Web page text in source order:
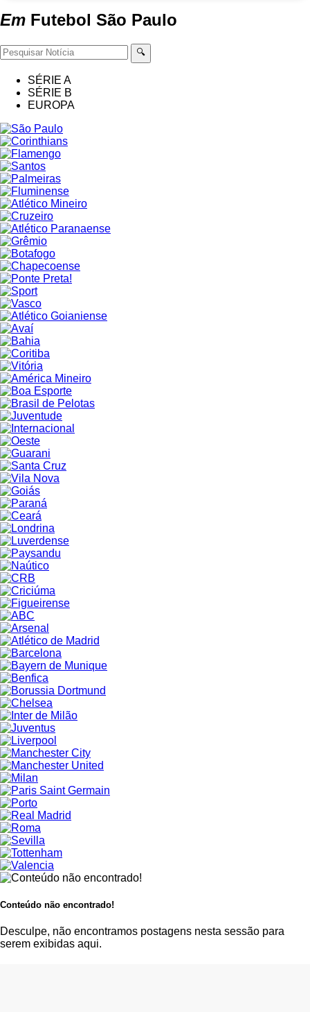
Em Futebol São Paulo
🔍
SÉRIE A
SÉRIE B
EUROPA
Conteúdo não encontrado!
Desculpe, não encontramos postagens nesta sessão para
serem exibidas aqui.